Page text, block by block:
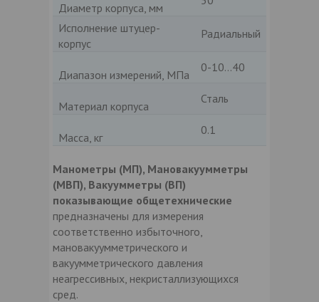
Диаметр корпуса, мм
Исполнение штуцер-
корпус
Радиальный
Диапазон измерений, МПа
0-10…40
Материал корпуса
Сталь
Масса, кг
0.1
Манометры (МП), Мановакуумметры
(МВП), Вакуумметры (ВП)
показывающие общетехнические
предназначены для измерения
соответственно избыточного,
мановакуумметрического и
вакуумметрического давления
неагрессивных, некристаллизующихся
сред.